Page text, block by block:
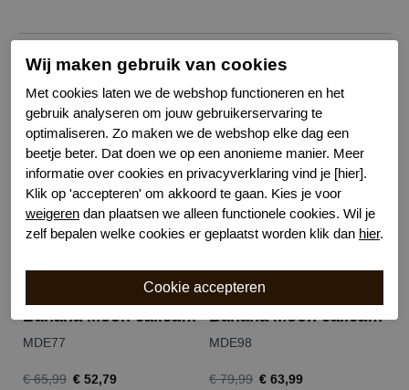
Gerelateerde producten
-20%
Banana Moon calicari takia slip
MDE77
€ 65,99 € 52,79
-20%
Banana Moon calicari jotrao top
MDE98
€ 79,99 € 63,99
Wij maken gebruik van cookies
Met cookies laten we de webshop functioneren en het
gebruik analyseren om jouw gebruikerservaring te
optimaliseren. Zo maken we de webshop elke dag een
beetje beter. Dat doen we op een anonieme manier. Meer
informatie over cookies en privacyverklaring vind je [hier].
Klik op 'accepteren' om akkoord te gaan. Kies je voor
weigeren dan plaatsen we alleen functionele cookies. Wil je
zelf bepalen welke cookies er geplaatst worden klik dan hier.